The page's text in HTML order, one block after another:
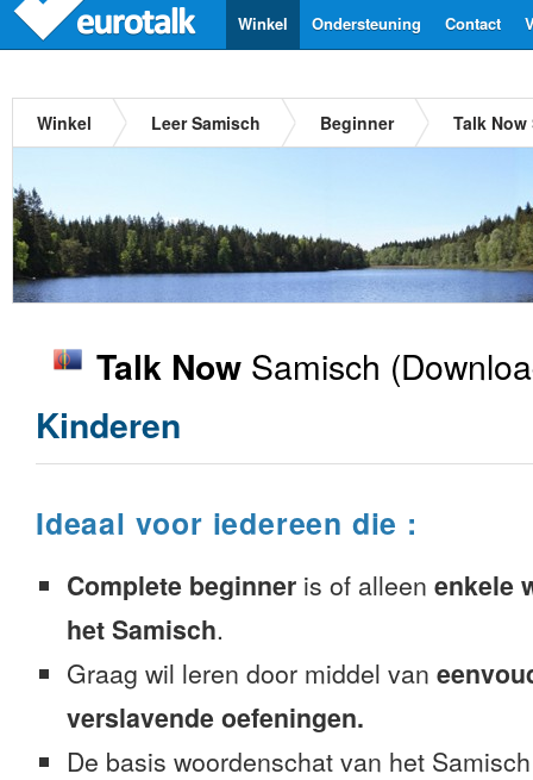
Contact
Ondersteuning
Winkel
Winkel Leer Samisch Beginner Talk Now
Talk Now Samisch
Kinderen
Ideaal voor iedereen die :
Complete beginner is of alleen enkele
het Samisch.
Graag wil leren door middel van
verslavende oefeningen.
De basis woordenschat van het